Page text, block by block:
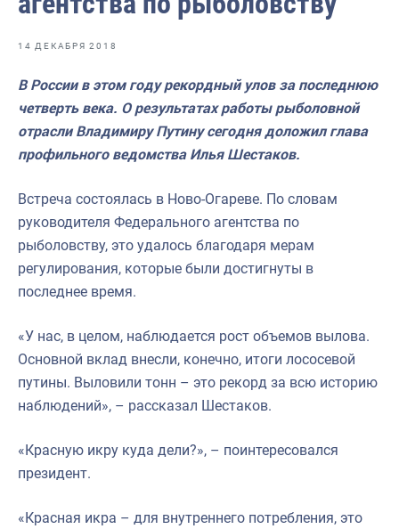
Отраслевые СМИ
Выставки и конференции
Научно-практическая литература
Рыбоохрана России
Отрасль в цифрах
Большая африканская экспедиция
Укрепление духовно-нравственных ценностей
14 ДЕКАБРЯ 2018
В России в этом году рекордный улов за последнюю
четверть века. О результатах работы рыболовной
отрасли Владимиру Путину сегодня доложил глава
профильного ведомства Илья Шестаков.
Встреча состоялась в Ново-Огареве. По словам
руководителя Федерального агентства по
рыболовству, это удалось благодаря мерам
регулирования, которые были достигнуты в
последнее время.
«У нас, в целом, наблюдается рост объемов вылова.
Основной вклад внесли, конечно, итоги лососевой
путины. Выловили тонн – это рекорд за всю историю
наблюдений», – рассказал Шестаков.
«Красную икру куда дели?», – поинтересовался
президент.
«Красная икра – для внутреннего потребления, это